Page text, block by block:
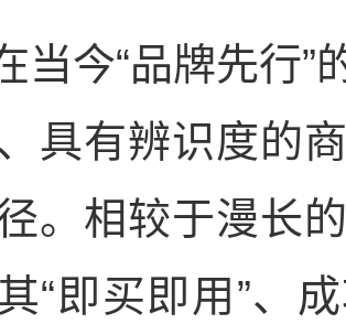
当今“品牌先行”
具有辨识度的
。相较于漫长
“即买即用”、